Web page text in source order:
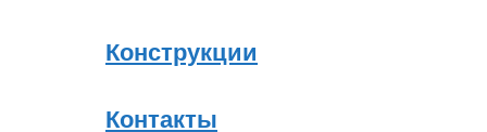
Конструкции
Контакты